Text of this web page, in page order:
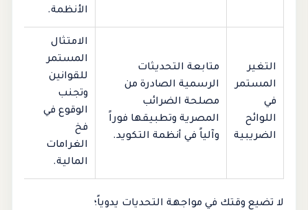
الأنظمة.
التغير
المستمر
في
اللوائح
الضريبية
متابعة التحديثات
الرسمية الصادرة من
مصلحة الضرائب
المصرية وتطبيقها فوراً
وآلياً في أنظمة التكويد.
الامتثال
المستمر
للقوانين
وتجنب
الوقوع في
فخ
الغرامات
المالية.
لا تضيع وقتك في مواجهة التحديات يدوياً؛